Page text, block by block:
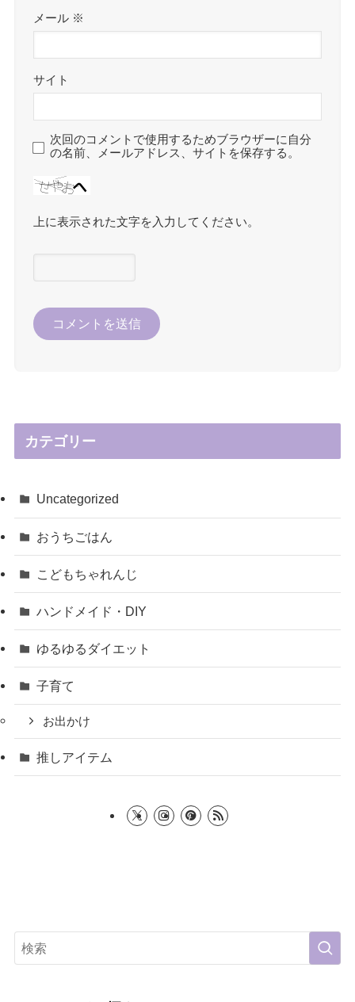
メール ※
サイト
次回のコメントで使用するためブラウザーに自分
の名前、メールアドレス、サイトを保存する。
上に表示された文字を入力してください。
カテゴリー
Uncategorized
おうちごはん
こどもちゃれんじ
ハンドメイド・DIY
ゆるゆるダイエット
子育て
お出かけ
推しアイテム